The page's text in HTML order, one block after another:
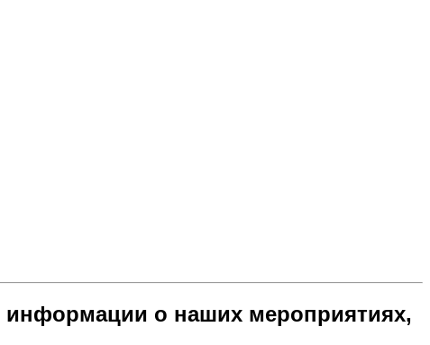
о наших мероприятиях,